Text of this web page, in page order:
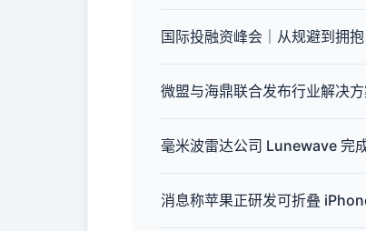
国际投融资峰会｜从规避到拥
微盟与海鼎联合发布行业解决
毫米波雷达公司 Lunewave 完
消息称苹果正研发可折叠